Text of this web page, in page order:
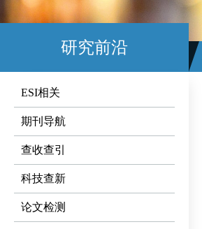
研究前沿
ESI相关
期刊导航
查收查引
科技查新
论文检测